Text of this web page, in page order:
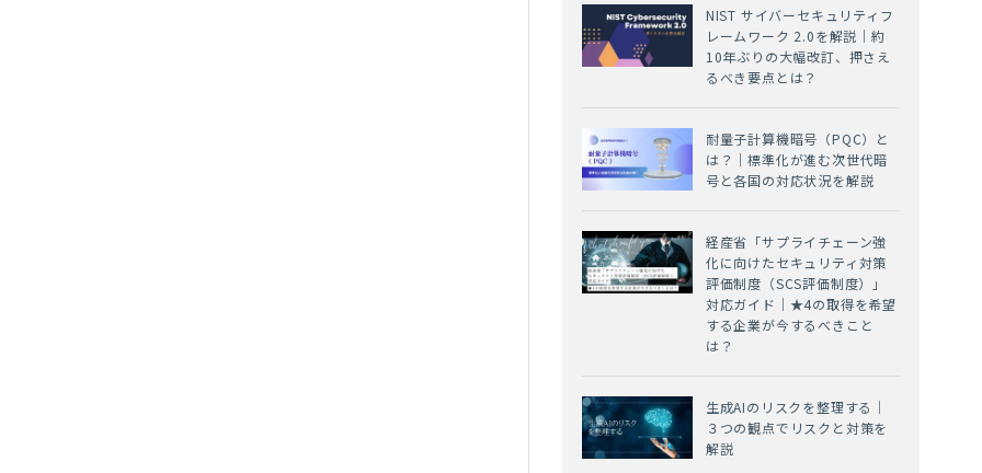
NIST サイバーセキュリティフ
レームワーク 2.0を解説｜約
10年ぶりの大幅改訂、押さえ
るべき要点とは？
耐量子計算機暗号（PQC）と
は？｜標準化が進む次世代暗
号と各国の対応状況を解説
経産省「サプライチェーン強
化に向けたセキュリティ対策
評価制度（SCS評価制度）」
対応ガイド｜★4の取得を希望
する企業が今するべきこと
は？
生成AIのリスクを整理する｜
３つの観点でリスクと対策を
解説